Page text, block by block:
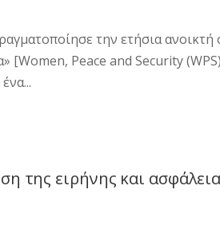
την ετήσια ανοικτή
[Women, Peace and Security
της ειρήνης και